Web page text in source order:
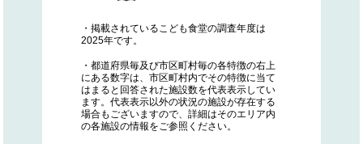
・掲載されているこども食堂の調査年度は
2025年です。
・都道府県毎及び市区町村毎の各特徴の右上
にある数字は、市区町村内でその特徴に当て
はまると回答された施設数を代表表示してい
ます。代表表示以外の状況の施設が存在する
場合もございますので、詳細はそのエリア内
の各施設の情報をご参照ください。